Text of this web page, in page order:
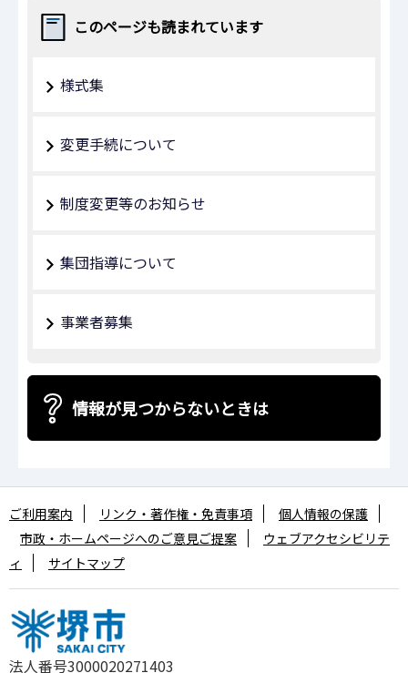
このページも読まれています
様式集
変更手続について
制度変更等のお知らせ
集団指導について
事業者募集
情報が見つからないときは
法人番号3000020271403
ご利用案内 リンク・著作権・免責事項
個人情報の保護
市政・ホームページへのご意見ご提案
ウェブアクセシビリテ
ィ
サイトマップ